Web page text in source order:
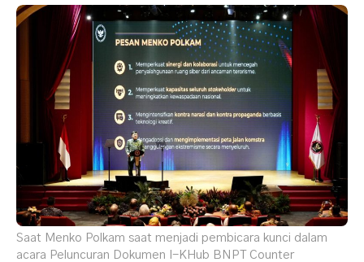
Saat Menko Polkam saat menjadi pembicara kunci dalam
acara Peluncuran Dokumen I-KHub BNPT Counter